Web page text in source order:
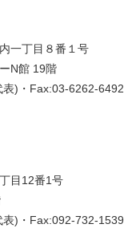
一丁目８番１号
N館 19階
)・Fax:03-6262-6492
目12番1号
)・Fax:092-732-1539